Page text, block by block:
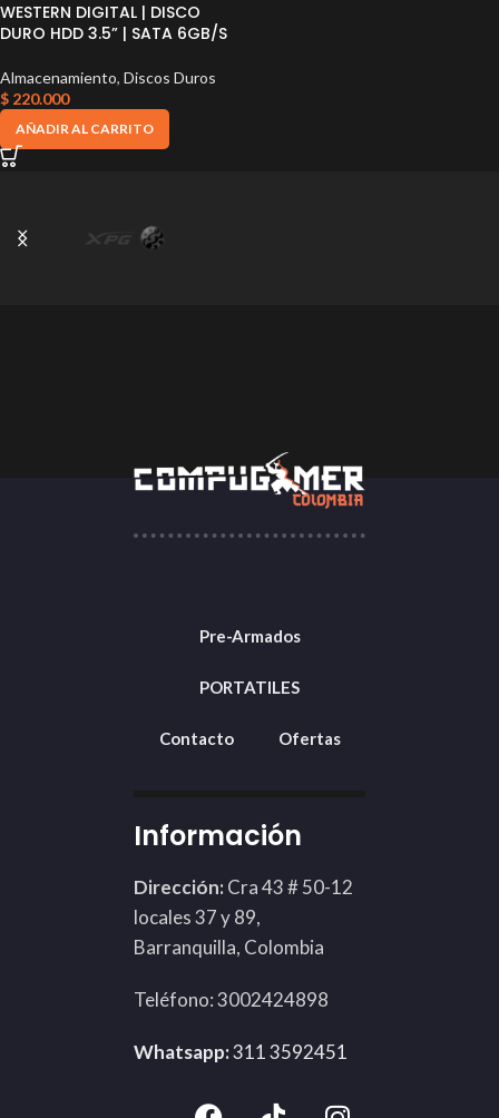
WESTERN DIGITAL | DISCO
DURO HDD 3.5” | SATA 6GB/S
Almacenamiento, Discos Duros
$ 220.000
AÑADIR AL CARRITO
Pre-Armados
PORTATILES
Contacto Ofertas
Información
Dirección: Cra 43 # 50-12
locales 37 y 89,
Barranquilla, Colombia
Teléfono: 3002424898
Whatsapp:311 3592451